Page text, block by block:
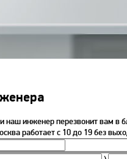
наш инженер перезвонит вам в
работает с 10 до 19 без